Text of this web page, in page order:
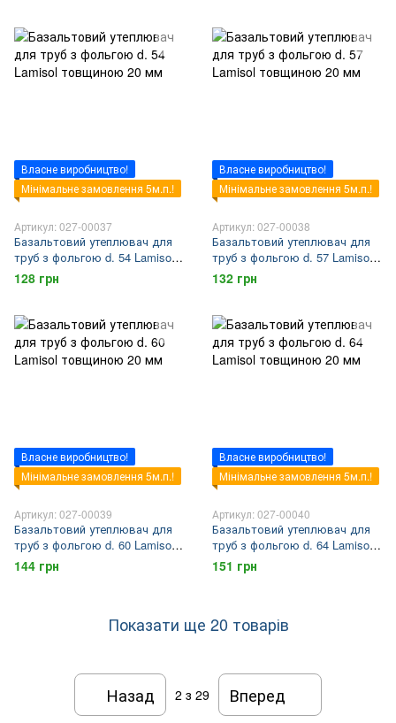
Власне виробництво!
Мінімальне замовлення 5м.п.!
Артикул: 027-00037
Базальтовий утеплювач для
труб з фольгою d. 54 Lamisol
товщиною 20 мм
128 грн
Власне виробництво!
Мінімальне замовлення 5м.п.!
Артикул: 027-00038
Базальтовий утеплювач для
труб з фольгою d. 57 Lamisol
товщиною 20 мм
132 грн
Власне виробництво!
Мінімальне замовлення 5м.п.!
Артикул: 027-00039
Базальтовий утеплювач для
труб з фольгою d. 60 Lamisol
товщиною 20 мм
144 грн
Власне виробництво!
Мінімальне замовлення 5м.п.!
Артикул: 027-00040
Базальтовий утеплювач для
труб з фольгою d. 64 Lamisol
товщиною 20 мм
151 грн
Показати ще 20 товарів
Назад 2 з 29 Вперед